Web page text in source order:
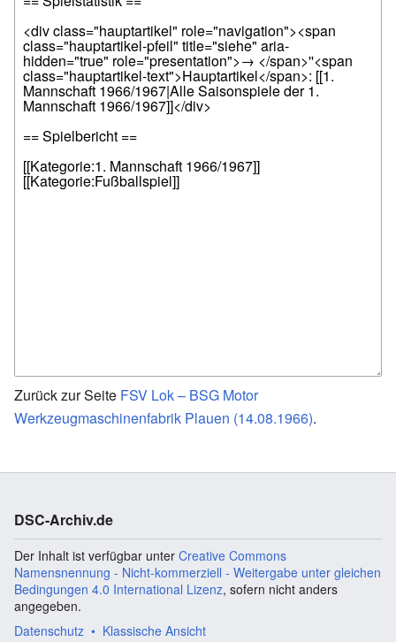
Zurück zur Seite FSV Lok – BSG Motor
Werkzeugmaschinenfabrik Plauen (14.08.1966).
DSC-Archiv.de
Der Inhalt ist verfügbar unter Creative Commons
Namensnennung - Nicht-kommerziell - Weitergabe unter gleichen
Bedingungen 4.0 International Lizenz, sofern nicht anders
angegeben.
Datenschutz
Klassische Ansicht